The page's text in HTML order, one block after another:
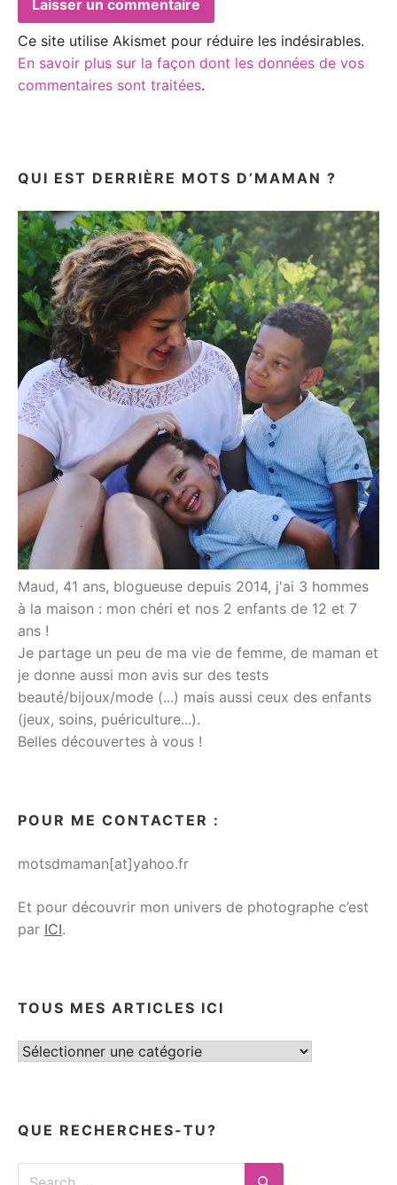
Ce site utilise Akismet pour réduire les indésirables.
En savoir plus sur la façon dont les données de vos
commentaires sont traitées.
QUI EST DERRIÈRE MOTS D’MAMAN ?
Maud, 41 ans, blogueuse depuis 2014, j'ai 3 hommes
à la maison : mon chéri et nos 2 enfants de 12 et 7
ans !
Je partage un peu de ma vie de femme, de maman et
je donne aussi mon avis sur des tests
beauté/bijoux/mode (...) mais aussi ceux des enfants
(jeux, soins, puériculture...).
Belles découvertes à vous !
POUR ME CONTACTER :
motsdmaman[at]yahoo.fr
Et pour découvrir mon univers de photographe c’est
par ICI.
TOUS MES ARTICLES ICI
Tous
QUE RECHERCHES-TU?
Search